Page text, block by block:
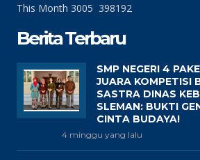
This Month 3005 398192
Berita Terbaru
SMP NEGERI 4
JUARA KOMPETISI
SASTRA DINAS
SLEMAN: BUKTI
CINTA BUDAYA!
4 minggu yang lalu